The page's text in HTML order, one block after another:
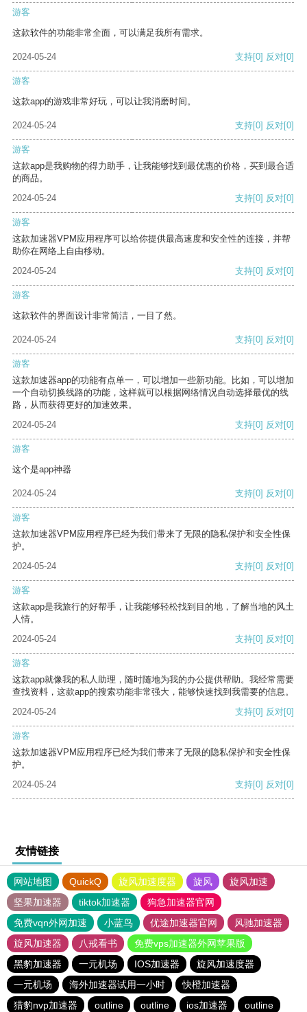
游客
这款软件的功能非常全面，可以满足我所有需求。
2024-05-24 支持[0] 反对[0]
游客
这款app的游戏非常好玩，可以让我消磨时间。
2024-05-24 支持[0] 反对[0]
游客
这款app是我购物的得力助手，让我能够找到最优惠的价格，买到最合适
的商品。
2024-05-24
支持[0] 反对[0]
游客
这款加速器VPM应用程序可以给你提供最高速度和安全性的连接，并帮
助你在网络上自由移动。
2024-05-24
支持[0] 反对[0]
游客
这款软件的界面设计非常简洁，一目了然。
2024-05-24 支持[0] 反对[0]
游客
这款加速器app的功能有点单一，可以增加一些新功能。比如，可以增加
一个自动切换线路的功能，这样就可以根据网络情况自动选择最优的线
路，从而获得更好的加速效果。
2024-05-24
支持[0] 反对[0]
游客
这个是app神器
2024-05-24 支持[0] 反对[0]
游客
这款加速器VPM应用程序已经为我们带来了无限的隐私保护和安全性保
护。
2024-05-24
支持[0] 反对[0]
游客
这款app是我旅行的好帮手，让我能够轻松找到目的地，了解当地的风土
人情。
2024-05-24
支持[0] 反对[0]
游客
这款app就像我的私人助理，随时随地为我的办公提供帮助。我经常需要
查找资料，这款app的搜索功能非常强大，能够快速找到我需要的信息。
2024-05-24
支持[0] 反对[0]
游客
这款加速器VPM应用程序已经为我们带来了无限的隐私保护和安全性保
护。
2024-05-24
支持[0] 反对[0]
友情链接
网站地图 QuickQ 旋风加速度器 旋风
旋风加速
坚果加速器
tiktok加速器
狗急加速器官网
免费vqn外网加速
小蓝鸟 优途加速器官网
风驰加速器
旋风加速器
八戒看书
免费vps加速器外网苹果版
黑豹加速器
一元机场 IOS加速器
旋风加速度器
一元机场
海外加速器试用一小时
快橙加速器
猎豹nvp加速器
outline outline ios加速器 outline